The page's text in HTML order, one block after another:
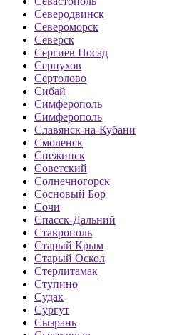
Северодвинск
Североморск
Северск
Сергиев Посад
Серпухов
Сертолово
Сибай
Симферополь
Симферополь
Славянск-на-Кубани
Смоленск
Снежинск
Советский
Солнечногорск
Сосновый Бор
Сочи
Спасск-Дальний
Ставрополь
Старый Крым
Старый Оскол
Стерлитамак
Ступино
Судак
Сургут
Сызрань